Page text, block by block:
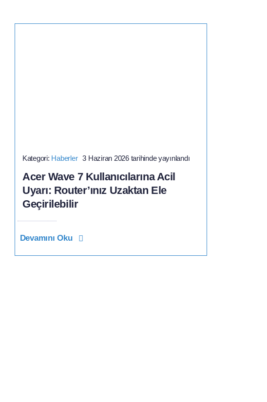
Kategori: Haberler 3 Haziran 2026 tarihinde yayınlandı
Acer Wave 7 Kullanıcılarına Acil
Uyarı: Router’ınız Uzaktan Ele
Geçirilebilir
Devamını Oku